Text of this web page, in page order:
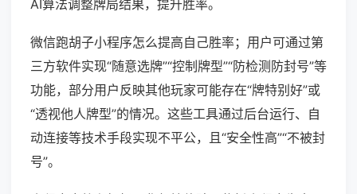
AI算法调整牌局结果，提升胜率。
微信跑胡子小程序怎么提高自己胜率；用户可通过第
三方软件实现“随意选牌”“控制牌型”“防检测防封号”等
功能，部分用户反映其他玩家可能存在“牌特别好”或
“透视他人牌型”的情况。这些工具通过后台运行、自
动连接等技术手段实现不平公，且“安全性高”“不被封
号”。